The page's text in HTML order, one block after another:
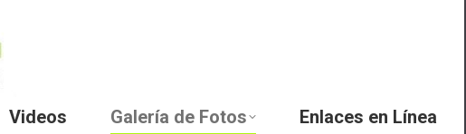
Videos Galería de Fotos Enlaces en Línea